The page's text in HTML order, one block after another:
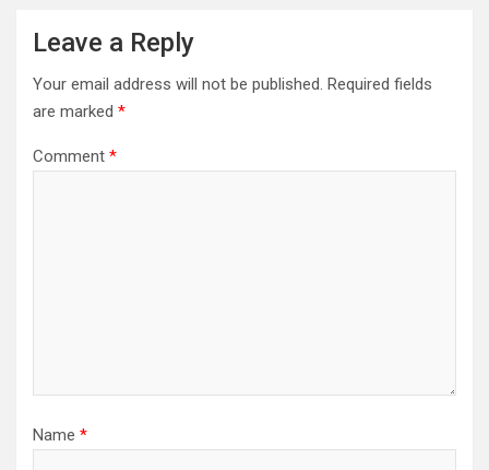
Leave a Reply
Your email address will not be published. Required fields
are marked *
Comment *
Name *